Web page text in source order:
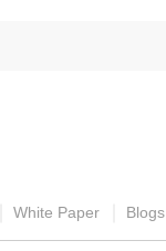
White Paper Blogs